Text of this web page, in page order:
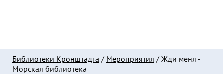
Библиотеки Кронштадта / Мероприятия / Жди меня -
Морская библиотека